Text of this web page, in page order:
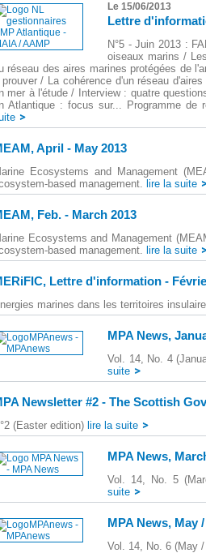
Le 15/06/2013
Lettre
N°5 - Juin 2013 :
oiseaux marins /
réseau des aires marines protégées de
/ La cohérence d'un réseau
mer à l'étude / Interview : quatre
Atlantique : focus sur... Programme
April - May 2013
Ecosystems and Management
based management. lire la suite
Feb. - March 2013
Ecosystems and Management
based management. lire la suite
Lettre d'information -
marines dans les territoires
MPA News,
Vol. 14, No. 4
suite
Newsletter #2 - The Scottish
(Easter edition) lire la suite
MPA News,
Vol. 14, No. 5
suite
MPA News, May
Vol. 14, No. 6 (May